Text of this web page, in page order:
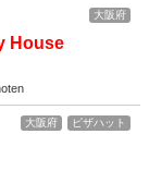
大阪府
House
大阪府 ピザハット